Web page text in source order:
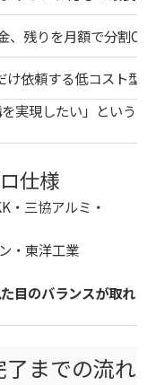
、残りを月額で分割
け依頼する低コスト型
実現したい」という
仕様
・三協アルミ・
・東洋工業
目のバランスが取れ
までの流れ